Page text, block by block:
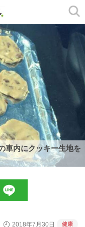
車内にクッキー生地を
2018年7月30日 健康